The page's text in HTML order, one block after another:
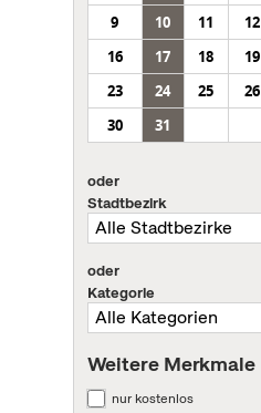
9
10 11 12
16
17 18 19
23
24 25 26
30
31
oder
Stadtbezirk
oder
Kategorie
Weitere Merkmale
nur kostenlos